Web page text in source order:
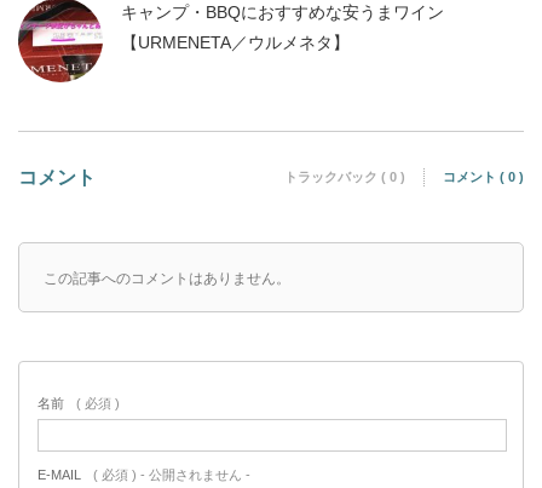
キャンプ・BBQにおすすめな安うまワイン
【URMENETA／ウルメネタ】
コメント トラックバック ( 0 ) コメント ( 0 )
この記事へのコメントはありません。
名前 ( 必須 )
E-MAIL ( 必須 ) - 公開されません -